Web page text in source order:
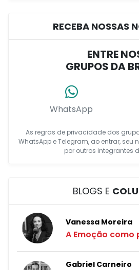
RECEBA NOSSAS
ENTRE
GRUPOS DA
WhatsApp
As regras de privacidade dos
WhatsApp e Telegram, ao entrar, seu
por outros integrantes
BLOGS E
Vanessa Moreira
A Emoção como
Gabriel Carneiro